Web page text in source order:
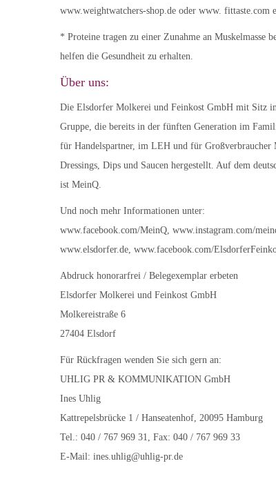
www.weightwatchers-shop.de oder www. fittaste.com
* Proteine tragen zu einer Zunahme an Muskelmasse
helfen die Gesundheit zu erhalten.
Über uns:
Die Elsdorfer Molkerei und Feinkost GmbH mit Sitz
Gruppe, die bereits in der fünften Generation im
für Handelspartner, im LEH und für
Dressings, Dips und Saucen hergestellt. Auf dem
ist MeinQ.
Und noch mehr Informationen unter:
www.facebook.com/MeinQ, www.instagram.com/
www.elsdorfer.de, www.facebook.com/
Abdruck honorarfrei / Belegexemplar erbeten
Elsdorfer Molkerei und Feinkost GmbH
Molkereistraße 6
27404 Elsdorf
Für Rückfragen wenden Sie sich gern an:
UHLIG PR & KOMMUNIKATION GmbH
Ines Uhlig
Kattrepelsbrücke 1 / Hanseatenhof, 20095 Hamburg
Tel.: 040 / 767 969 31, Fax: 040 / 767 969 33
E-Mail: ines.uhlig@uhlig-pr.de